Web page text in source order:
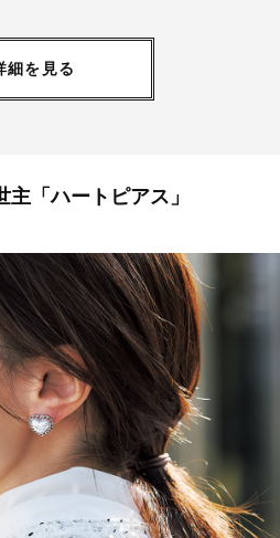
細を見る
「ハートピアス」